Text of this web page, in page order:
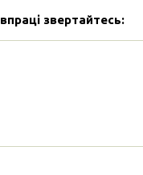
звертайтесь: